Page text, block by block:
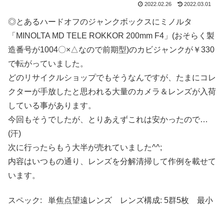
2022.02.26 2022.03.01
◎とあるハードオフのジャンクボックスにミノルタ
「MINOLTA MD TELE ROKKOR 200mm F4」(おそらく製
造番号が1004〇×△なので前期型)のカビジャンクが￥330
で転がっていました。
どのリサイクルショップでもそうなんですが、たまにコレ
クターが手放したと思われる大量のカメラ＆レンズが入荷
している事があります。
今回もそうでしたが、とりあえずこれは安かったので…
(汗)
次に行ったらもう大半が売れていました^^;
内容はいつもの通り、レンズを分解清掃して作例を載せて
います。
スペック: 単焦点望遠レンズ レンズ構成: 5群5枚 最小